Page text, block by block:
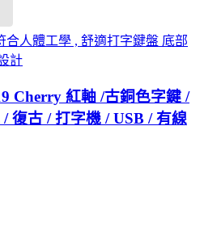
合人體工學 , 舒適打字鍵盤 底部
計
Cherry 紅軸 /古銅色字鍵 /
復古 / 打字機 / USB / 有線